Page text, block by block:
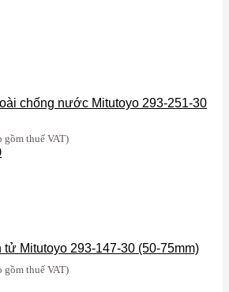
chống nước Mitutoyo 293-251-30
gồm thuế VAT)
tử Mitutoyo 293-147-30 (50-75mm)
gồm thuế VAT)